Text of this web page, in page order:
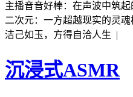
主播音音好棒：在声波中筑
二次元：一方超越现实的灵
洁己如玉，方得自洽人生 |
沉浸式ASMR